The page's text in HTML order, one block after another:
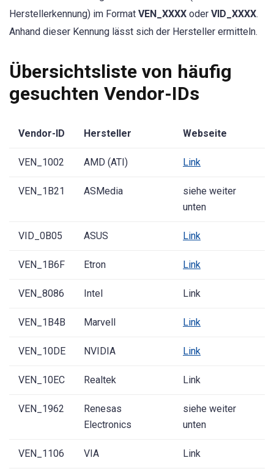
Herstellerkennung) im Format VEN_XXXX oder VID_XXXX.
Anhand dieser Kennung lässt sich der Hersteller ermitteln.
Übersichtsliste von häufig
gesuchten Vendor-IDs
Vendor-ID Hersteller Webseite
VEN_1002 AMD (ATI) Link
VEN_1B21 ASMedia
siehe weiter
unten
VID_0B05 ASUS Link
VEN_1B6F Etron Link
VEN_8086 Intel Link
VEN_1B4B Marvell Link
VEN_10DE NVIDIA Link
VEN_10EC Realtek Link
VEN_1962
Renesas
Electronics
siehe weiter
unten
VEN_1106 VIA Link